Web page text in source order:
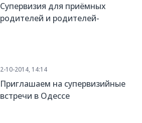
Супервизия для приёмных
родителей и родителей-
2-10-2014, 14:14
Приглашаем на супервизийные
встречи в Одессе